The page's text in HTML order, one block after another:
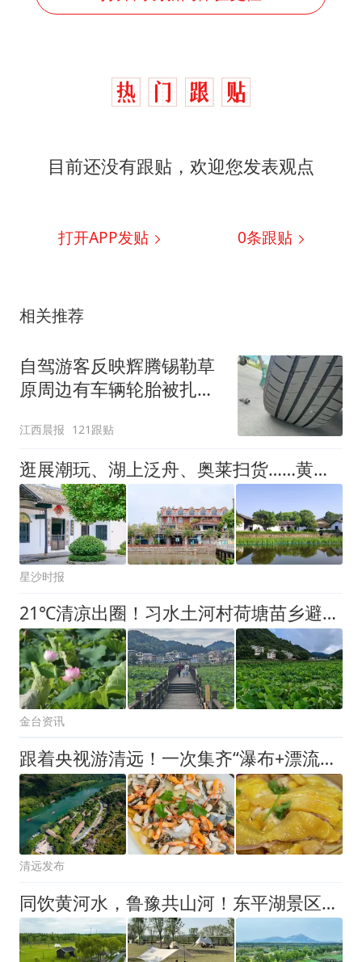
目前还没有跟贴，欢迎您发表观点
打开APP发贴 0条跟贴
相关推荐
自驾游客反映辉腾锡勒草
原周边有车辆轮胎被扎，
元，官方发布情况通报
江西晨报 121跟贴
逛展潮玩、湖上泛舟、奥莱扫货……黄兴的夏天，等你来嗨！
星沙时报
21℃清凉出圈！习水土河村荷塘苗乡避暑游持续火热
金台资讯
跟着央视游清远！一次集齐“瀑布+漂流+地下河”！
清远发布
同饮黄河水，鲁豫共山河！东平湖景区诚挚邀约河南来客